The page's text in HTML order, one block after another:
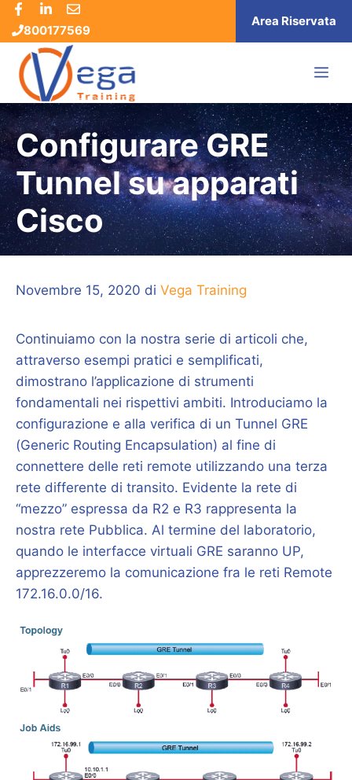
Vai
contenuto
800177569
Area Riservata
Configurare GRE
Tunnel su apparati
Cisco
Novembre 15, 2020 di Vega Training
Continuiamo con la nostra serie di articoli che,
attraverso esempi pratici e semplificati,
dimostrano l’applicazione di strumenti
fondamentali nei rispettivi ambiti. Introduciamo la
configurazione e alla verifica di un Tunnel GRE
(Generic Routing Encapsulation) al fine di
connettere delle reti remote utilizzando una terza
rete differente di transito. Evidente la rete di
“mezzo” espressa da R2 e R3 rappresenta la
nostra rete Pubblica. Al termine del laboratorio,
quando le interfacce virtuali GRE saranno UP,
apprezzeremo la comunicazione fra le reti Remote
172.16.0.0/16.